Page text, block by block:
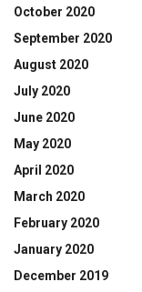
October 2020
September 2020
August 2020
July 2020
June 2020
May 2020
April 2020
March 2020
February 2020
January 2020
December 2019